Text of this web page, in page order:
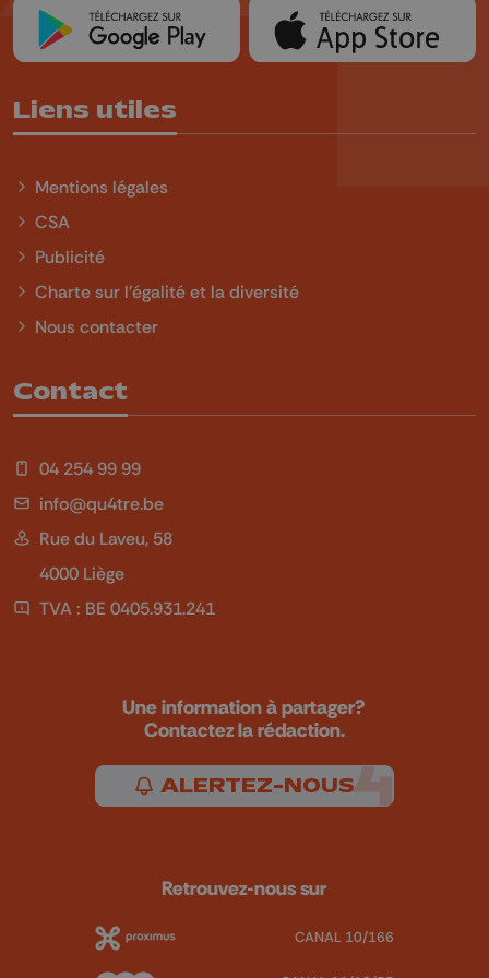
Liens utiles
Mentions légales
CSA
Publicité
Charte sur l'égalité et la diversité
Nous contacter
Contact
04 254 99 99
info@qu4tre.be
Rue du Laveu, 58
4000 Liège
TVA : BE 0405.931.241
Une information à partager?
Contactez la rédaction.
ALERTEZ-NOUS
Retrouvez-nous sur
CANAL 10/166